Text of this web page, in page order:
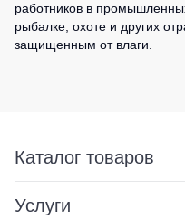
работников в
рыбалке, охоте и других
защищенным от влаги.
Каталог товаров
Услуги